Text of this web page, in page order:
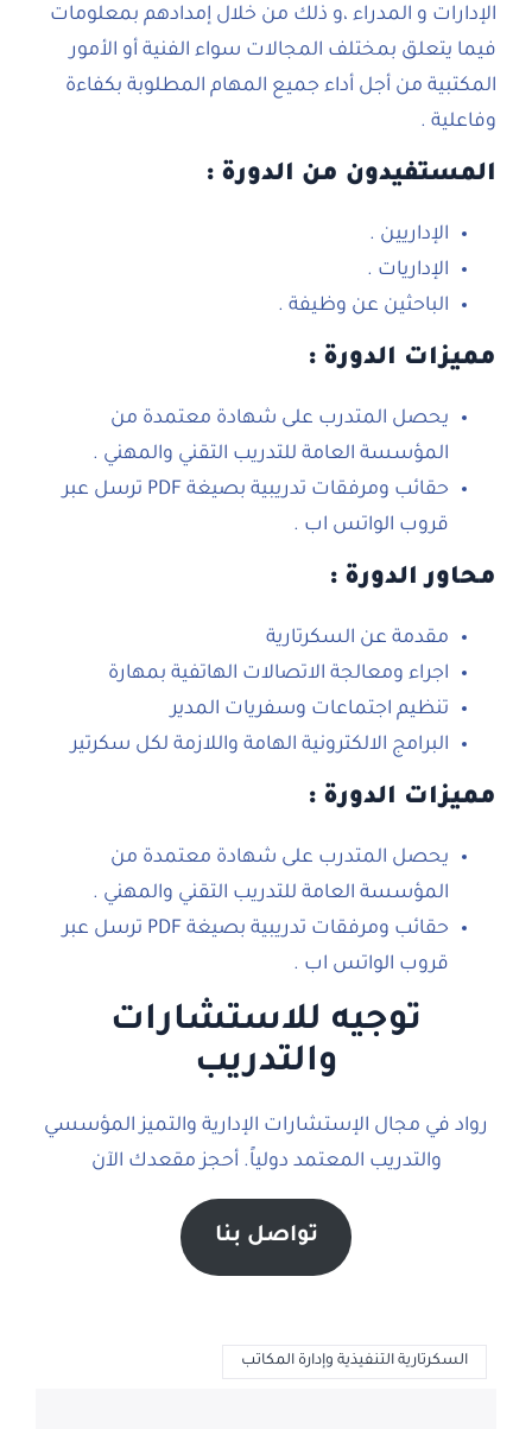
الإدارات و المدراء ،و ذلك من خلال إمدادهم بمعلومات
فيما يتعلق بمختلف المجالات سواء الفنية أو الأمور
المكتبية من أجل أداء جميع المهام المطلوبة بكفاءة
وفاعلية .
المستفيدون من الدورة :
الإداريين .
الإداريات .
الباحثين عن وظيفة .
مميزات الدورة :
يحصل المتدرب على شهادة معتمدة من
المؤسسة العامة للتدريب التقني والمهني .
حقائب ومرفقات تدريبية بصيغة PDF ترسل عبر
قروب الواتس اب .
محاور الدورة :
مقدمة عن السكرتارية
اجراء ومعالجة الاتصالات الهاتفية بمهارة
تنظيم اجتماعات وسفريات المدير
البرامج الالكترونية الهامة واللازمة لكل سكرتير
مميزات الدورة :
يحصل المتدرب على شهادة معتمدة من
المؤسسة العامة للتدريب التقني والمهني .
حقائب ومرفقات تدريبية بصيغة PDF ترسل عبر
قروب الواتس اب .
توجيه للاستشارات
والتدريب
رواد في مجال الإستشارات الإدارية والتميز المؤسسي
والتدريب المعتمد دولياً. أحجز مقعدك الآن
تواصل بنا
السكرتارية التنفيذية وإدارة المكاتب